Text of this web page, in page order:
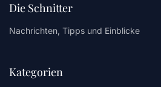
Die Schnitter
Nachrichten, Tipps und Einblicke
Kategorien